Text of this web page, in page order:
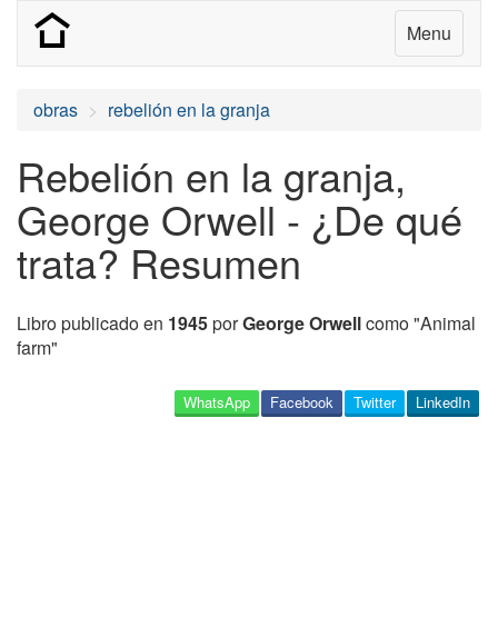
Menu
obras rebelión en la granja
Rebelión en la granja,
George Orwell - ¿De qué
trata? Resumen
Libro publicado en 1945porGeorge Orwellcomo "Animal
farm"
LinkedIn
Twitter
Facebook
WhatsApp